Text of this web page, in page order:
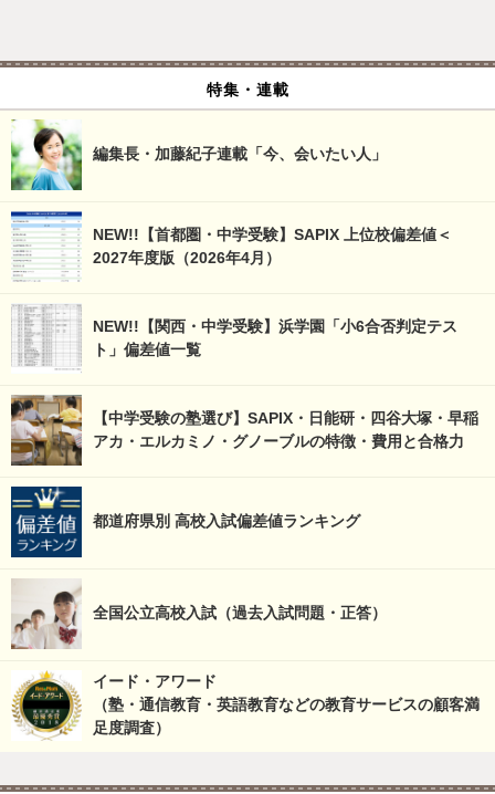
特集・連載
編集長・加藤紀子連載「今、会いたい人」
NEW!!【首都圏・中学受験】SAPIX 上位校偏差値＜
2027年度版（2026年4月）
NEW!!【関西・中学受験】浜学園「小6合否判定テス
ト」偏差値一覧
【中学受験の塾選び】SAPIX・日能研・四谷大塚・早稲
アカ・エルカミノ・グノーブルの特徴・費用と合格力
都道府県別 高校入試偏差値ランキング
全国公立高校入試（過去入試問題・正答）
イード・アワード
（塾・通信教育・英語教育などの教育サービスの顧客満
足度調査）